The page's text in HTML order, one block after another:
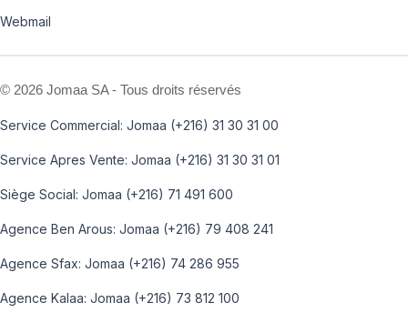
Webmail
© 2026 Jomaa SA - Tous droits réservés
Service Commercial: Jomaa (+216) 31 30 31 00
Service Apres Vente: Jomaa (+216) 31 30 31 01
Siège Social: Jomaa (+216) 71 491 600
Agence Ben Arous: Jomaa (+216) 79 408 241
Agence Sfax: Jomaa (+216) 74 286 955
Agence Kalaa: Jomaa (+216) 73 812 100